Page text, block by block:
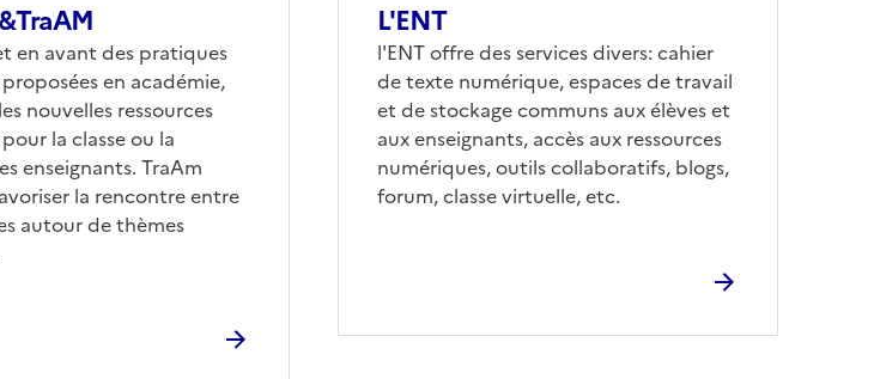
en avant des pratiques
en académie,
nouvelles ressources
la classe ou la
enseignants. TraAm
la rencontre entre
autour de thèmes
L'ENT
Corps
l'ENT offre des services divers: cahier
de texte numérique, espaces de travail
et de stockage communs aux élèves et
aux enseignants, accès aux ressources
numériques, outils collaboratifs, blogs,
forum, classe virtuelle, etc.